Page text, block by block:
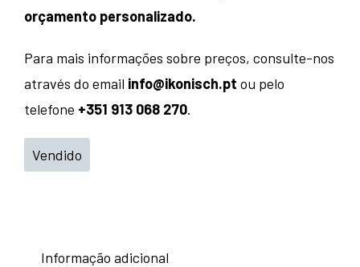
orçamento personalizado.
Para mais informações sobre preços, consulte-nos
através do email info@ikonisch.pt ou pelo
telefone +351 913 068 270.
Vendido
Informação adicional